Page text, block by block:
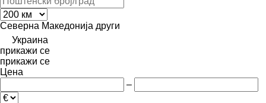
Северна Македонија други
Украина
прикажи се
прикажи се
Цена
–